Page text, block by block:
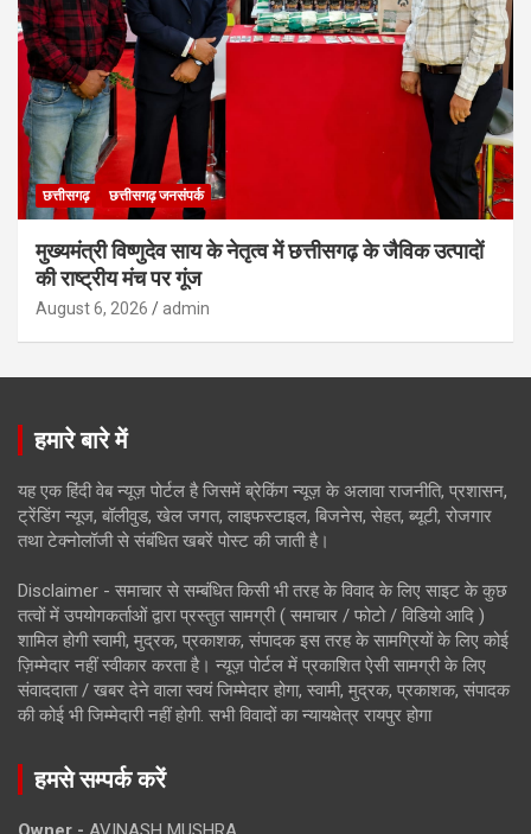
छत्तीसगढ़ छत्तीसगढ़ जनसंपर्क
मुख्यमंत्री विष्णुदेव साय के नेतृत्व में छत्तीसगढ़ के जैविक उत्पादों
की राष्ट्रीय मंच पर गूंज
August 6, 2026 admin
हमारे बारे में
यह एक हिंदी वेब न्यूज़ पोर्टल है जिसमें ब्रेकिंग न्यूज़ के अलावा राजनीति, प्रशासन,
ट्रेंडिंग न्यूज, बॉलीवुड, खेल जगत, लाइफस्टाइल, बिजनेस, सेहत, ब्यूटी, रोजगार
तथा टेक्नोलॉजी से संबंधित खबरें पोस्ट की जाती है।
Disclaimer - समाचार से सम्बंधित किसी भी तरह के विवाद के लिए साइट के कुछ
तत्वों में उपयोगकर्ताओं द्वारा प्रस्तुत सामग्री ( समाचार / फोटो / विडियो आदि )
शामिल होगी स्वामी, मुद्रक, प्रकाशक, संपादक इस तरह के सामग्रियों के लिए कोई
ज़िम्मेदार नहीं स्वीकार करता है। न्यूज़ पोर्टल में प्रकाशित ऐसी सामग्री के लिए
संवाददाता / खबर देने वाला स्वयं जिम्मेदार होगा, स्वामी, मुद्रक, प्रकाशक, संपादक
की कोई भी जिम्मेदारी नहीं होगी. सभी विवादों का न्यायक्षेत्र रायपुर होगा
हमसे सम्पर्क करें